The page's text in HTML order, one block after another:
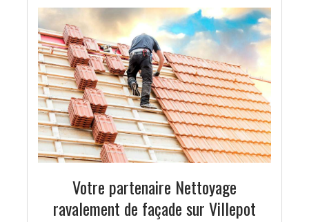
Votre partenaire Nettoyage
ravalement de façade sur Villepot